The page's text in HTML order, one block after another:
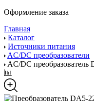
Оформление заказа
Главная
Каталог
Источники питания
AC/DC преобразователи
AC/DC